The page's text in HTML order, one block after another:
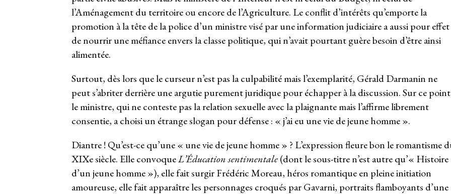
l’Aménagement du territoire ou encore de l’Agriculture. Le conflit d’intérêts qu’emporte la
promotion à la tête de la police d’un ministre visé par une information judiciaire a aussi pour effet
de nourrir une méfiance envers la classe politique, qui n’avait pourtant guère besoin d’être ainsi
alimentée.
Surtout, dès lors que le curseur n’est pas la culpabilité mais l’exemplarité, Gérald Darmanin ne
peut s’abriter derrière une argutie purement juridique pour échapper à la discussion. Sur ce
le ministre, qui ne conteste pas la relation sexuelle avec la plaignante mais l’affirme librement
consentie, a choisi un étrange slogan pour défense : « j’ai eu une vie de jeune homme ».
Diantre ! Qu’est-ce qu’une « une vie de jeune homme » ? L’expression fleure bon le romantisme
XIXesiècle. Elle convoqueL’Éducation sentimentale(dont le sous-titre n’est autre qu’« Histoire
d’un jeune homme »), elle fait surgir Frédéric Moreau, héros romantique en pleine initiation
amoureuse, elle fait apparaître les personnages croqués par Gavarni, portraits flamboyants d’une